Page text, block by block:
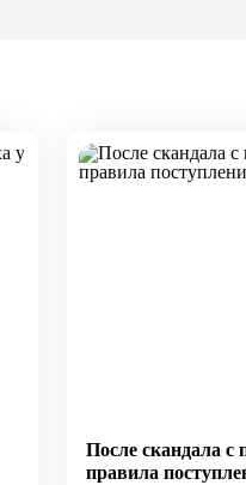
После скандала с
правила